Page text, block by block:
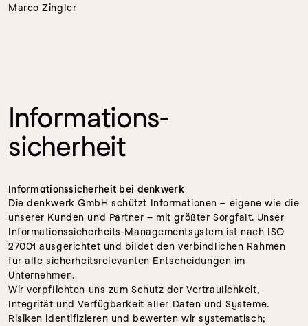
Marco Zingler
Informations-
sicherheit
Informationssicherheit bei denkwerk
Die denkwerk GmbH schützt Informationen – eigene wie die
unserer Kunden und Partner – mit größter Sorgfalt. Unser
Informationssicherheits-Managementsystem ist nach ISO
27001 ausgerichtet und bildet den verbindlichen Rahmen
für alle sicherheitsrelevanten Entscheidungen im
Unternehmen.
Wir verpflichten uns zum Schutz der Vertraulichkeit,
Integrität und Verfügbarkeit aller Daten und Systeme.
Risiken identifizieren und bewerten wir systematisch;